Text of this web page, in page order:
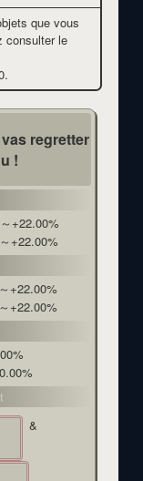
que vous
consulter le
.
regretter
!
+22.00%
+22.00%
+22.00%
+22.00%
&